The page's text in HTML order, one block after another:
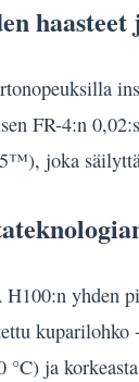
FR-4:n
joka
yhden
°C) ja